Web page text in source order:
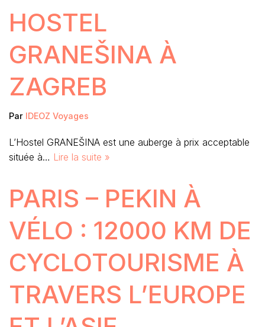
HOSTEL
GRANEŠINA À
ZAGREB
Par IDEOZ Voyages
L’Hostel GRANEŠINA est une auberge à prix acceptable
située à… Lire la suite »
PARIS – PEKIN À
VÉLO : 12000 KM DE
CYCLOTOURISME À
TRAVERS L’EUROPE